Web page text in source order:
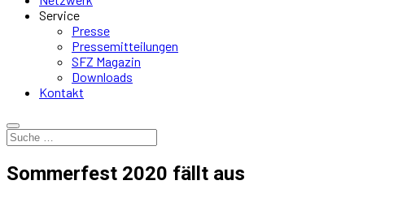
Service
Presse
Pressemitteilungen
SFZ Magazin
Downloads
Kontakt
Sommerfest 2020 fällt aus